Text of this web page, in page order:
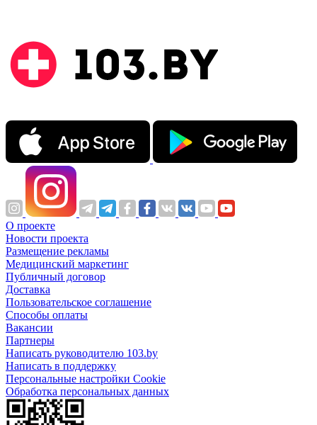
О проекте
Новости проекта
Размещение рекламы
Медицинский маркетинг
Публичный договор
Доставка
Пользовательское соглашение
Способы оплаты
Вакансии
Партнеры
Написать руководителю 103.by
Написать в поддержку
Персональные настройки Cookie
Обработка персональных данных